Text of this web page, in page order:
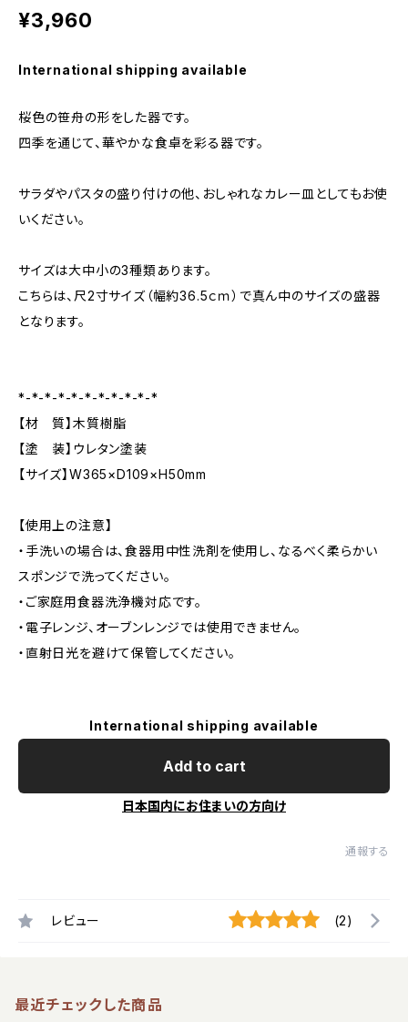
¥3,960
International shipping available
桜色の笹舟の形をした器です。
四季を通じて、華やかな食卓を彩る器です。
サラダやパスタの盛り付けの他、おしゃれなカレー皿としてもお使
いください。
サイズは大中小の3種類あります。
こちらは、尺2寸サイズ（幅約36.5ｃｍ）で真ん中のサイズの盛器
となります。
*-*-*-*-*-*-*-*-*-*-*
【材 質】木質樹脂
【塗 装】ウレタン塗装
【サイズ】W365×D109×H50mm
【使用上の注意】
・手洗いの場合は、食器用中性洗剤を使用し、なるべく柔らかい
スポンジで洗ってください。
・ご家庭用食器洗浄機対応です。
・電子レンジ、オーブンレンジでは使用できません。
・直射日光を避けて保管してください。
International shipping available
Add to cart
日本国内にお住まいの方向け
通報する
レビュー (2)
最近チェックした商品